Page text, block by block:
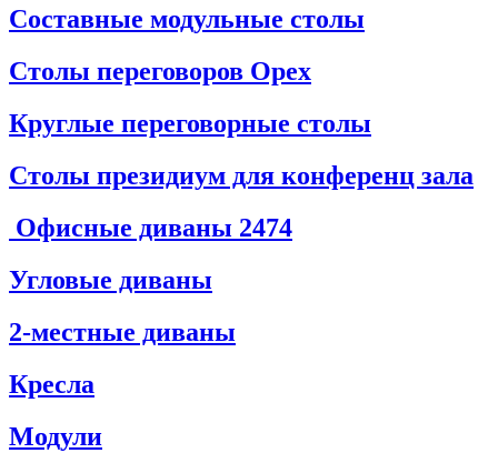
Составные модульные столы
Столы переговоров Орех
Круглые переговорные столы
Столы президиум для конференц зала
Офисные диваны 2474
Угловые диваны
2-местные диваны
Кресла
Модули